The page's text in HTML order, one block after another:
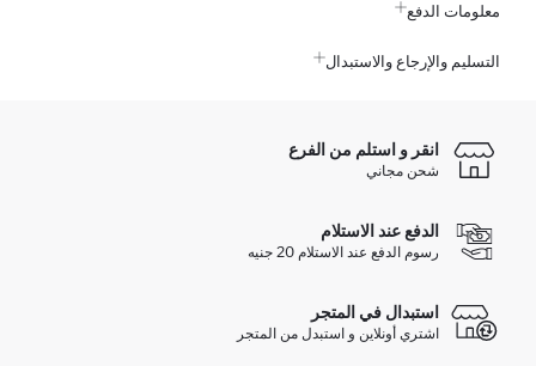
معلومات الدفع
التسليم والإرجاع والاستبدال
انقر و استلم من الفرع
شحن مجاني
الدفع عند الاستلام
رسوم الدفع عند الاستلام 20 جنيه
استبدال في المتجر
اشتري أونلاين و استبدل من المتجر